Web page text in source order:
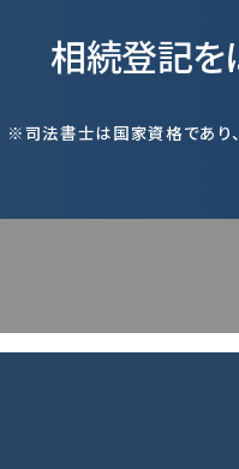
相続登記を
※司法書士は国家資格であり